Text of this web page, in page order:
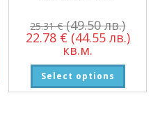
25.31€ (49.50 лв.)
22.78 € (44.55 лв.)
кв.м.
Select options